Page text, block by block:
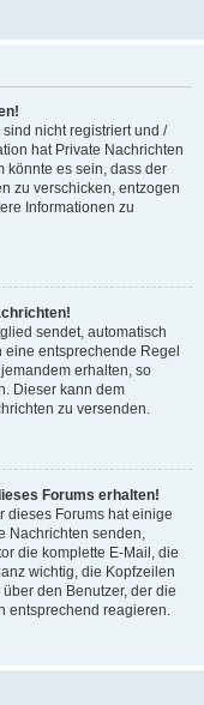
nicht registriert und /
hat Private Nachrichten
könnte es sein, dass der
zu verschicken, entzogen
Informationen zu
sendet, automatisch
entsprechende Regel
erhalten, so
Dieser kann dem
zu versenden.
Forums erhalten!
dieses Forums hat einige
Nachrichten senden,
die komplette E-Mail, die
wichtig, die Kopfzeilen
den Benutzer, der die
entsprechend reagieren.